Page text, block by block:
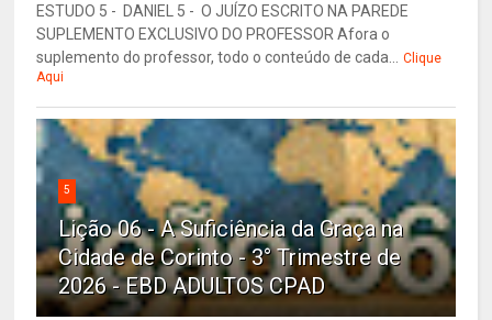
ESTUDO 5 - DANIEL 5 - O JUÍZO ESCRITO NA PAREDE
SUPLEMENTO EXCLUSIVO DO PROFESSOR Afora o
suplemento do professor, todo o conteúdo de cada... Clique
Aqui
5
Lição 06 - A Suficiência da Graça na
Cidade de Corinto - 3° Trimestre de
2026 - EBD ADULTOS CPAD